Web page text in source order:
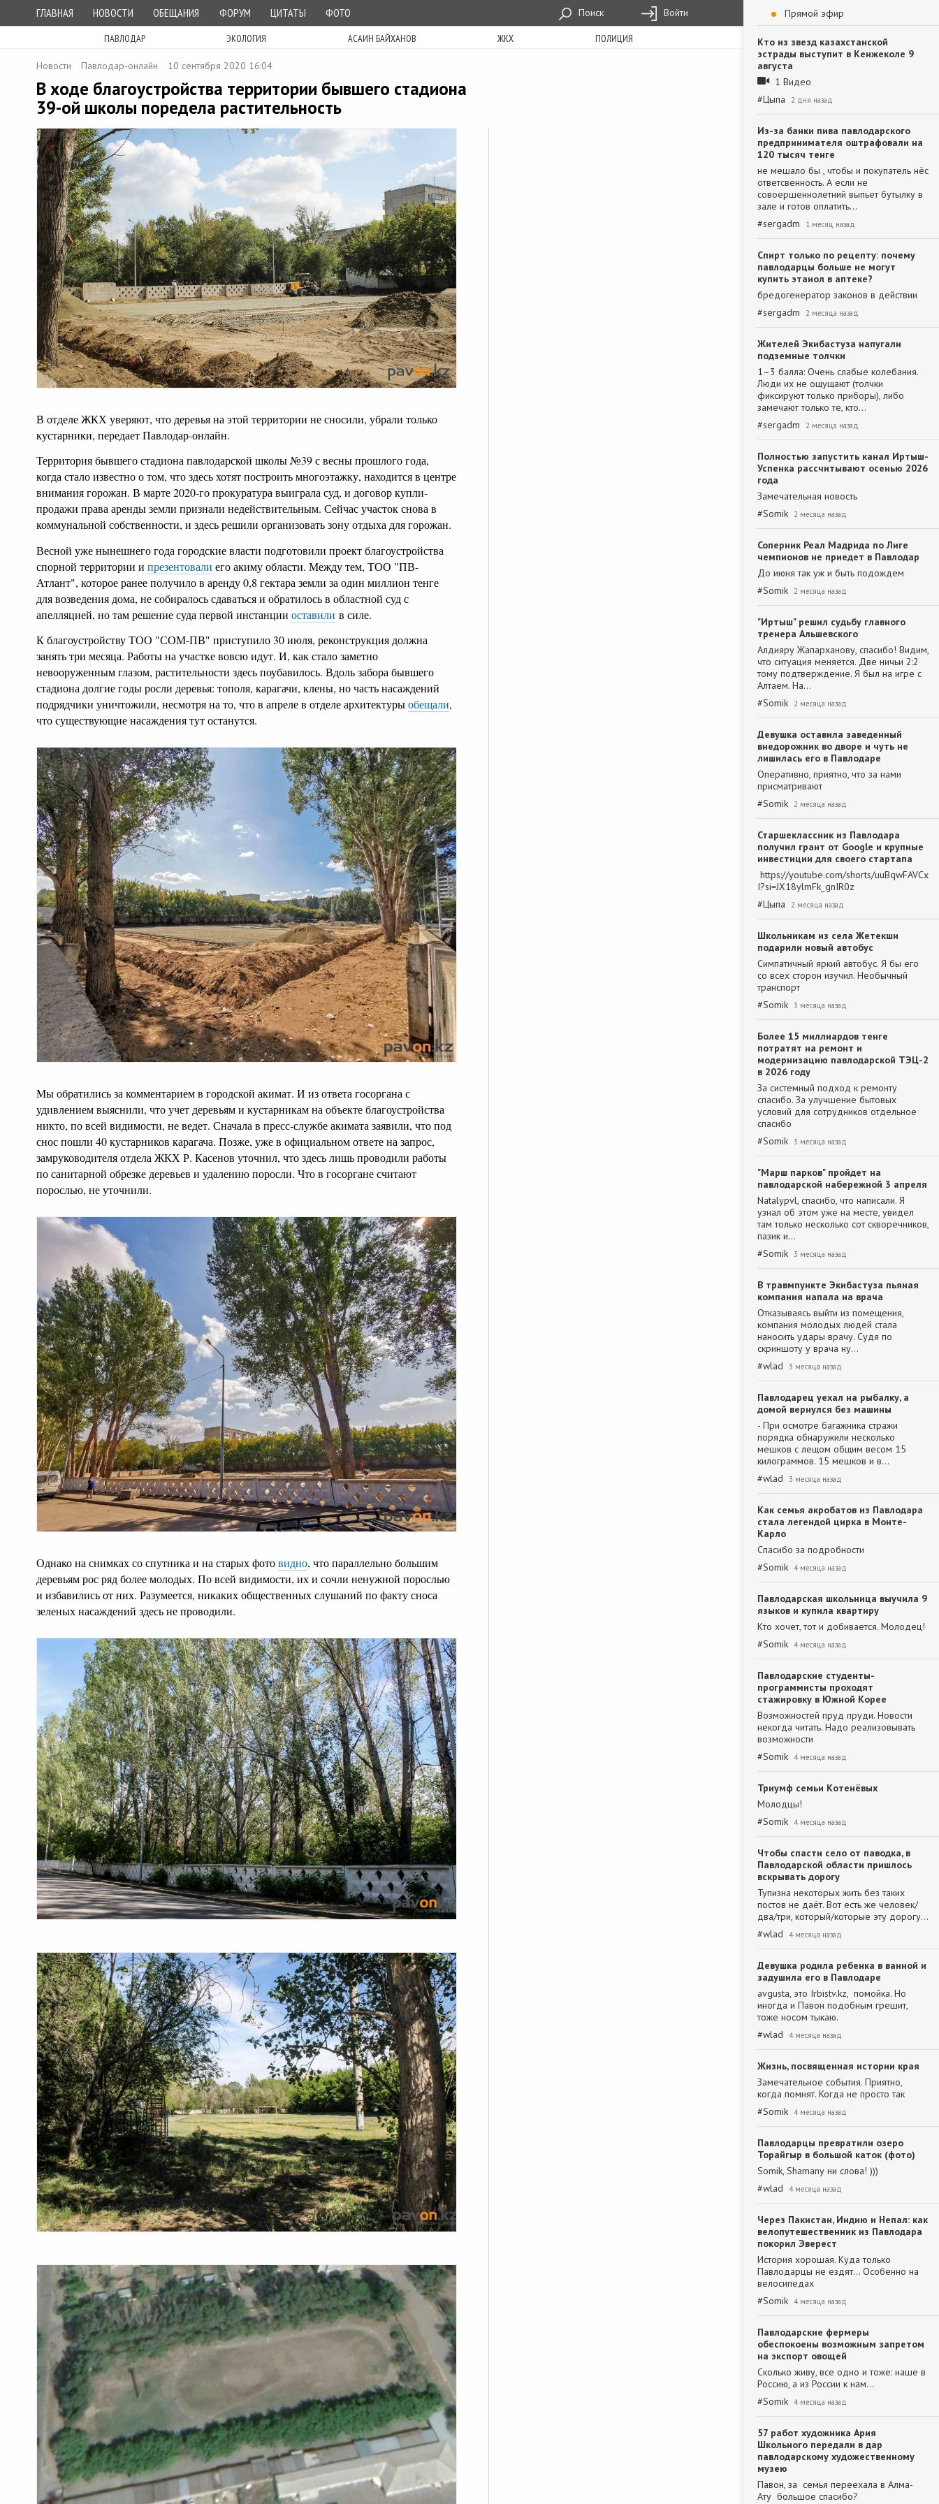
ГЛАВНАЯ НОВОСТИ ОБЕЩАНИЯ ФОРУМ ЦИТАТЫ ФОТО Поиск Войти
ПАВЛОДАР ЭКОЛОГИЯ АСАИН БАЙХАНОВ ЖКХ ПОЛИЦИЯ
Новости Павлодар-онлайн 10 сентября 2020 16:04
В ходе благоустройства территории бывшего стадиона
39-ой школы поредела растительность
В отделе ЖКХ уверяют, что деревья на этой территории не сносили, убрали только
кустарники, передает Павлодар-онлайн.
Территория бывшего стадиона павлодарской школы №39 с весны прошлого года,
когда стало известно о том, что здесь хотят построить многоэтажку, находится в центре
внимания горожан. В марте 2020-го прокуратура выиграла суд, и договор купли-
продажи права аренды земли признали недействительным. Сейчас участок снова в
коммунальной собственности, и здесь решили организовать зону отдыха для горожан.
Весной уже нынешнего года городские власти подготовили проект благоустройства
спорной территории и презентовали его акиму области. Между тем, ТОО "ПВ-
Атлант", которое ранее получило в аренду 0,8 гектара земли за один миллион тенге
для возведения дома, не собиралось сдаваться и обратилось в областной суд с
апелляцией, но там решение суда первой инстанции оставили в силе.
К благоустройству ТОО "СОМ-ПВ" приступило 30 июля, реконструкция должна
занять три месяца. Работы на участке вовсю идут. И, как стало заметно
невооруженным глазом, растительности здесь поубавилось. Вдоль забора бывшего
стадиона долгие годы росли деревья: тополя, карагачи, клены, но часть насаждений
подрядчики уничтожили, несмотря на то, что в апреле в отделе архитектурыобещали,
что существующие насаждения тут останутся.
Мы обратились за комментарием в городской акимат. И из ответа госоргана с
удивлением выяснили, что учет деревьям и кустарникам на объекте благоустройства
никто, по всей видимости, не ведет. Сначала в пресс-службе акимата заявили, что под
снос пошли 40 кустарников карагача. Позже, уже в официальном ответе на запрос,
замруководителя отдела ЖКХ Р. Касенов уточнил, что здесь лишь проводили работы
по санитарной обрезке деревьев и удалению поросли. Что в госоргане считают
порослью, не уточнили.
Однако на снимках со спутника и на старых фотовидно, что параллельно большим
деревьям рос ряд более молодых. По всей видимости, их и сочли ненужной порослью
и избавились от них. Разумеется, никаких общественных слушаний по факту сноса
зеленых насаждений здесь не проводили.
Прямой эфир
Кто из звезд казахстанской
эстрады выступит в Кенжеколе 9
августа
1 Видео
#Цыпа 2 дня назад
Из-за банки пива павлодарского
предпринимателя оштрафовали на
120 тысяч тенге
не мешало бы , чтобы и покупатель нёс
ответсвенность. А если не
совоершеннолетний выпьет бутылку в
зале и готов оплатить…
#sergadm 1 месяц назад
Спирт только по рецепту: почему
павлодарцы больше не могут
купить этанол в аптеке?
бредогенератор законов в действии
#sergadm 2 месяца назад
Жителей Экибастуза напугали
подземные толчки
1–3 балла: Очень слабые колебания.
Люди их не ощущают (толчки
фиксируют только приборы), либо
замечают только те, кто…
#sergadm 2 месяца назад
Полностью запустить канал Иртыш-
Успенка рассчитывают осенью 2026
года
Замечательная новость
#Somik 2 месяца назад
Соперник Реал Мадрида по Лиге
чемпионов не приедет в Павлодар
До июня так уж и быть подождем
#Somik 2 месяца назад
"Иртыш" решил судьбу главного
тренера Альшевского
Алдияру Жапарханову, спасибо! Видим,
что ситуация меняется. Две ничьи 2:2
тому подтверждение. Я был на игре с
Алтаем. На…
#Somik 2 месяца назад
Девушка оставила заведенный
внедорожник во дворе и чуть не
лишилась его в Павлодаре
Оперативно, приятно, что за нами
присматривают
#Somik 2 месяца назад
Старшеклассник из Павлодара
получил грант от Google и крупные
инвестиции для своего стартапа
https://youtube.com/shorts/uuBqwFAVCx
I?si=JX18ylmFk_gnIR0z
#Цыпа 2 месяца назад
Школьникам из села Жетекши
подарили новый автобус
Симпатичный яркий автобус. Я бы его
со всех сторон изучил. Необычный
транспорт
#Somik 3 месяца назад
Более 15 миллиардов тенге
потратят на ремонт и
модернизацию павлодарской ТЭЦ-2
в 2026 году
За системный подход к ремонту
спасибо. За улучшение бытовых
условий для сотрудников отдельное
спасибо
#Somik 3 месяца назад
"Марш парков" пройдет на
павлодарской набережной 3 апреля
Natalypvl, спасибо, что написали. Я
узнал об этом уже на месте, увидел
там только несколько сот скворечников,
пазик и…
#Somik 3 месяца назад
В травмпункте Экибастуза пьяная
компания напала на врача
Отказываясь выйти из помещения,
компания молодых людей стала
наносить удары врачу. Судя по
скриншоту у врача ну…
#wlad 3 месяца назад
Павлодарец уехал на рыбалку, а
домой вернулся без машины
- При осмотре багажника стражи
порядка обнаружили несколько
мешков с лещом общим весом 15
килограммов. 15 мешков и в…
#wlad 3 месяца назад
Как семья акробатов из Павлодара
стала легендой цирка в Монте-
Карло
Спасибо за подробности
#Somik 4 месяца назад
Павлодарская школьница выучила 9
языков и купила квартиру
Кто хочет, тот и добивается. Молодец!
#Somik 4 месяца назад
Павлодарские студенты-
программисты проходят
стажировку в Южной Корее
Возможностей пруд пруди. Новости
некогда читать. Надо реализовывать
возможности
#Somik 4 месяца назад
Триумф семьи Котенёвых
Молодцы!
#Somik 4 месяца назад
Чтобы спасти село от паводка, в
Павлодарской области пришлось
вскрывать дорогу
Тупизна некоторых жить без таких
постов не даёт. Вот есть же человек/
два/три, который/которые эту дорогу…
#wlad 4 месяца назад
Девушка родила ребенка в ванной и
задушила его в Павлодаре
avgusta, это Irbistv.kz, помойка. Но
иногда и Павон подобным грешит,
тоже носом тыкаю.
#wlad 4 месяца назад
Жизнь, посвященная истории края
Замечательное события. Приятно,
когда помнят. Когда не просто так
#Somik 4 месяца назад
Павлодарцы превратили озеро
Торайгыр в большой каток (фото)
Somik, Shamanу ни слова! )))
#wlad 4 месяца назад
Через Пакистан, Индию и Непал: как
велопутешественник из Павлодара
покорил Эверест
История хорошая. Куда только
Павлодарцы не ездят... Особенно на
велосипедах
#Somik 4 месяца назад
Павлодарские фермеры
обеспокоены возможным запретом
на экспорт овощей
Сколько живу, все одно и тоже: наше в
Россию, а из России к нам...
#Somik 4 месяца назад
57 работ художника Ария
Школьного передали в дар
павлодарскому художественному
музею
Павон, за семья переехала в Алма-
Ату большое спасибо?